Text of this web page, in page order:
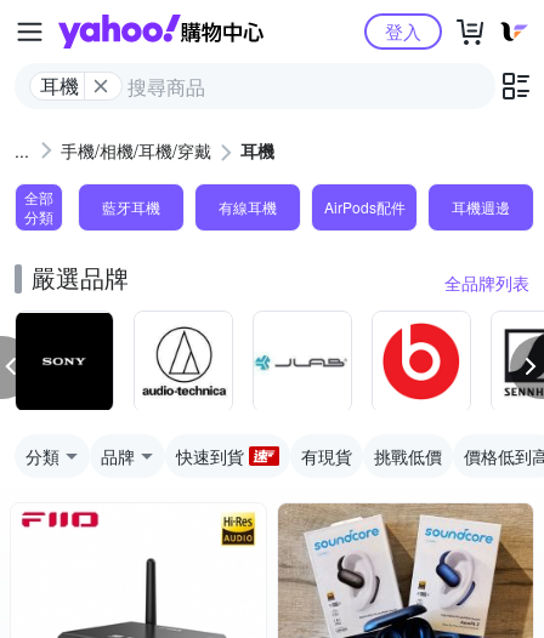
Yahoo購物中心
耳機
登入
手機/相機/耳機/穿戴 耳機
全部
分類
藍牙耳機 有線耳機 AirPods配件 耳機週邊
嚴選品牌 全品牌列表
分類 品牌 快速到貨 有現貨 挑戰低價 價格低到